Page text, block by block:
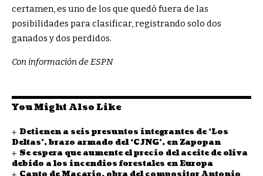
certamen, es uno de los que quedó fuera de las
posibilidades para clasificar, registrando solo dos
ganados y dos perdidos.
Con información de ESPN
You Might Also Like
Detienen a seis presuntos integrantes de ‘Los
Deltas’, brazo armado del ‘CJNG’, en Zapopan
Se espera que aumente el precio del aceite de oliva
debido a los incendios forestales en Europa